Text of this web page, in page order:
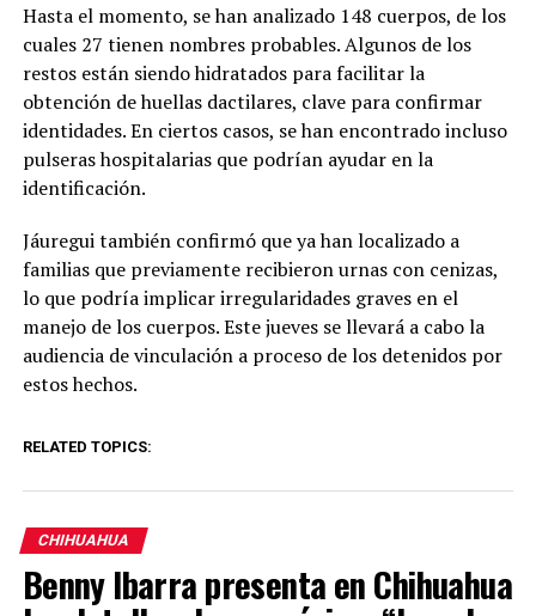
Hasta el momento, se han analizado 148 cuerpos, de los
cuales 27 tienen nombres probables. Algunos de los
restos están siendo hidratados para facilitar la
obtención de huellas dactilares, clave para confirmar
identidades. En ciertos casos, se han encontrado incluso
pulseras hospitalarias que podrían ayudar en la
identificación.
Jáuregui también confirmó que ya han localizado a
familias que previamente recibieron urnas con cenizas,
lo que podría implicar irregularidades graves en el
manejo de los cuerpos. Este jueves se llevará a cabo la
audiencia de vinculación a proceso de los detenidos por
estos hechos.
RELATED TOPICS:
CHIHUAHUA
Benny Ibarra presenta en Chihuahua